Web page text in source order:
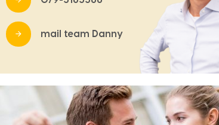
mail team Danny